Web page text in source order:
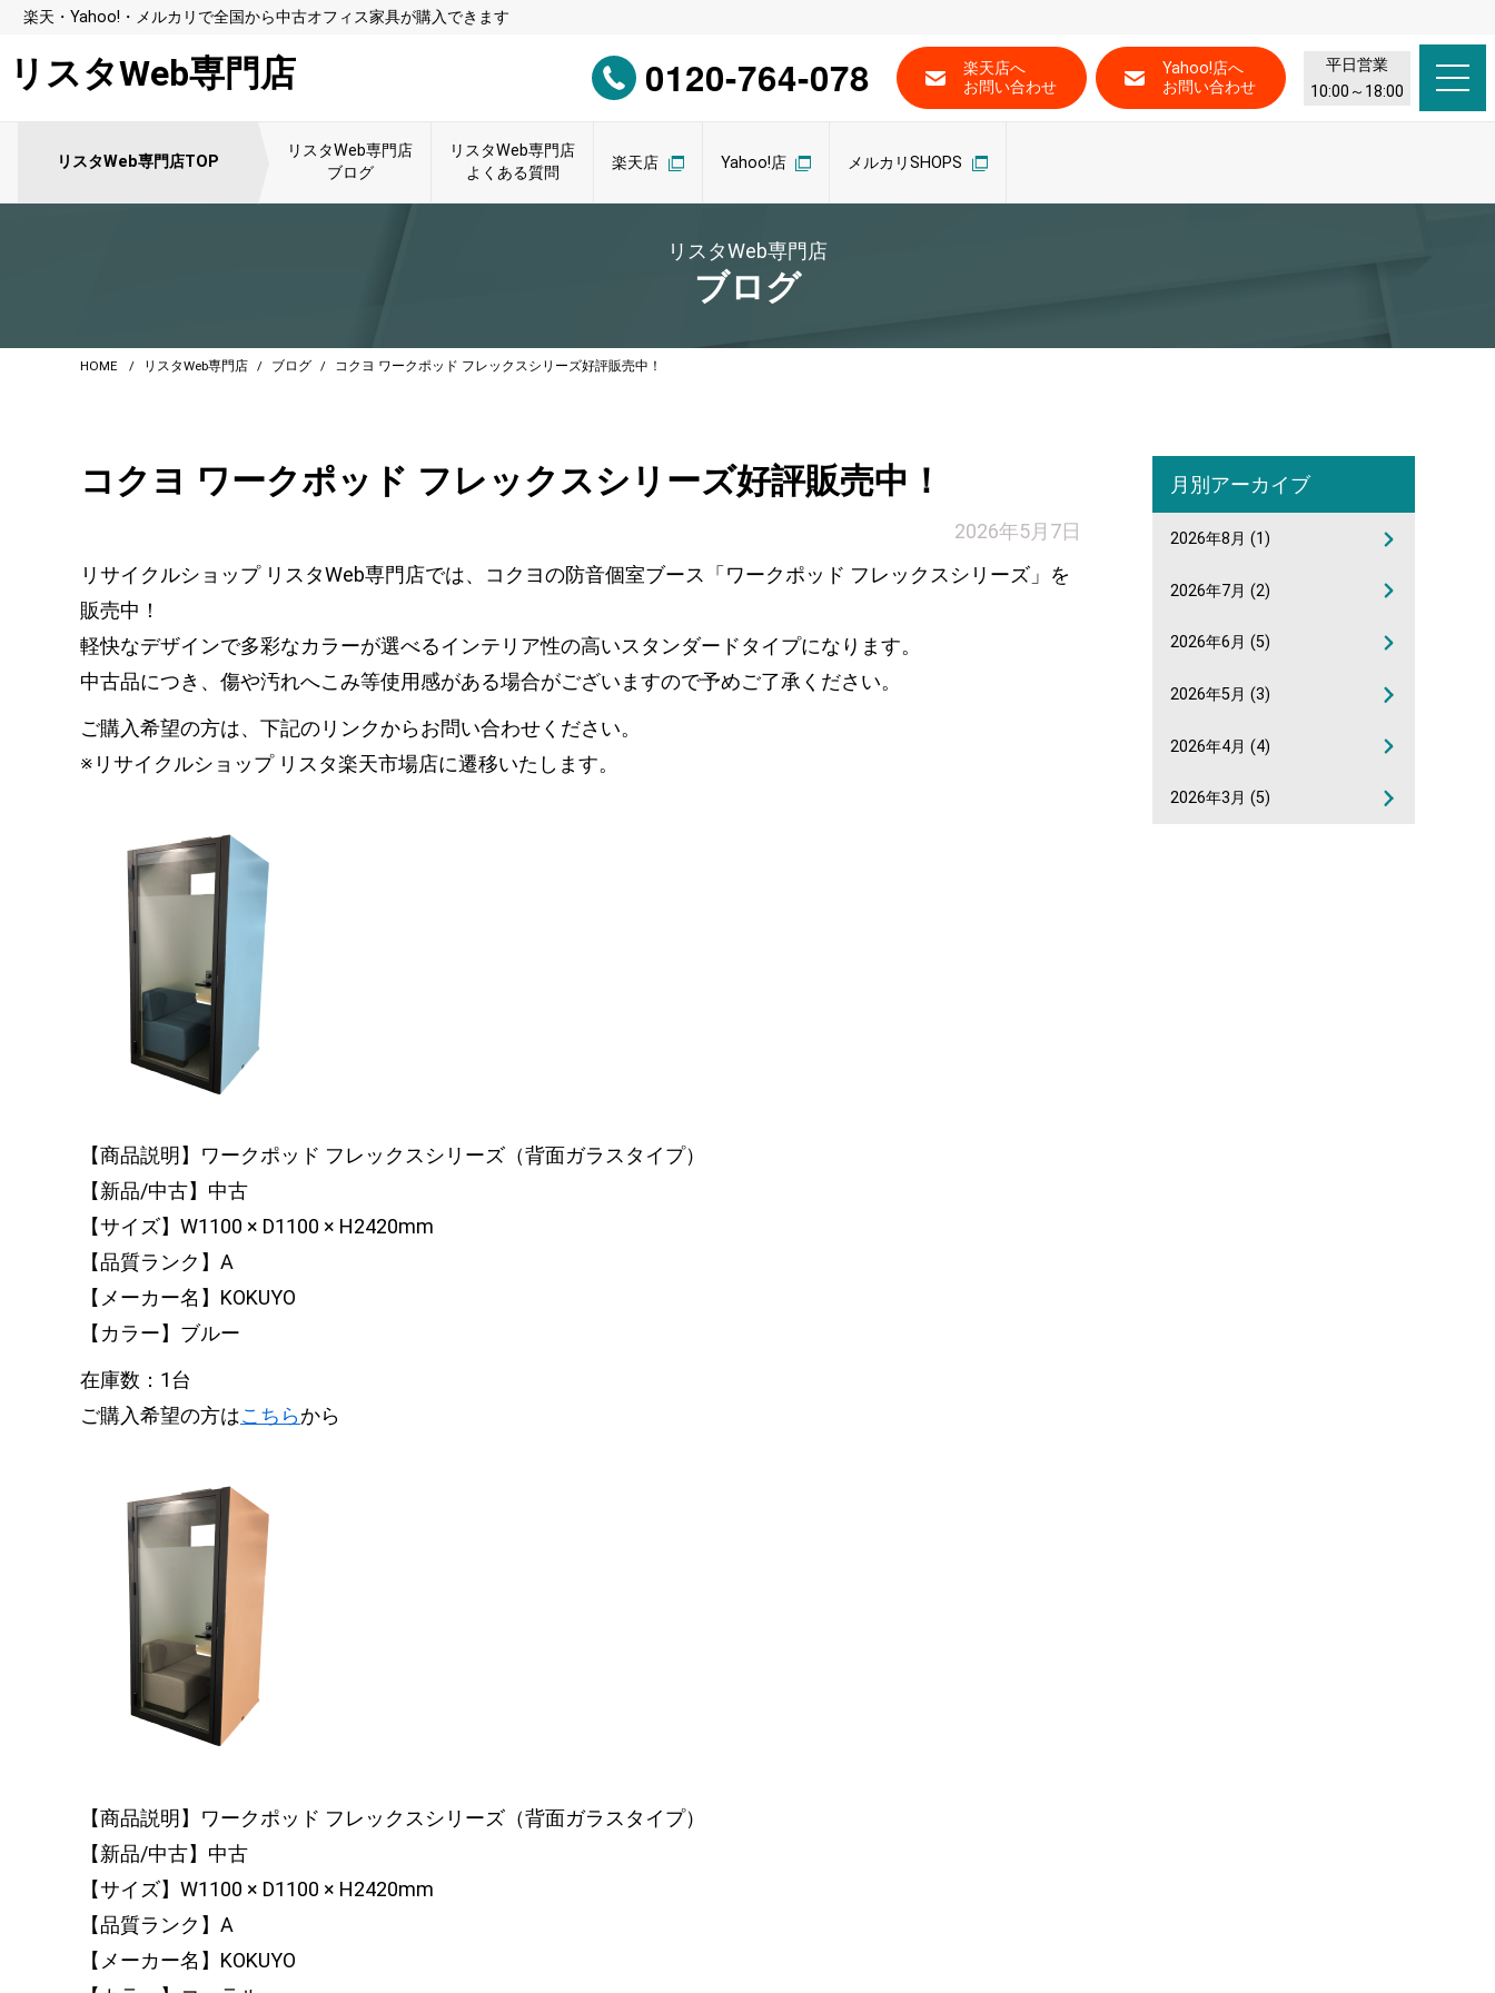
楽天・Yahoo!・メルカリで全国から中古オフィス家具が購入できます
リスタWeb専門店 0120-764-078
楽天店へ
お問い合わせ
Yahoo!店へ
お問い合わせ
平日営業
10:00～18:00
リスタWeb専門店TOP
リスタWeb専門店
ブログ
リスタWeb専門店
よくある質問
楽天店 Yahoo!店 メルカリSHOPS
リスタWeb専門店
ブログ
HOME リスタWeb専門店 ブログ コクヨ ワークポッド フレックスシリーズ好評販売中！
コクヨ ワークポッド フレックスシリーズ好評販売中！
2026年5月7日
リサイクルショップ リスタWeb専門店では、コクヨの防音個室ブース「ワークポッド フレックスシリーズ」を
販売中！
軽快なデザインで多彩なカラーが選べるインテリア性の高いスタンダードタイプになります。
中古品につき、傷や汚れへこみ等使用感がある場合がございますので予めご了承ください。
ご購入希望の方は、下記のリンクからお問い合わせください。
※リサイクルショップ リスタ楽天市場店に遷移いたします。
【商品説明】ワークポッド フレックスシリーズ（背面ガラスタイプ）
【新品/中古】中古
【サイズ】W1100 × D1100 × H2420mm
【品質ランク】A
【メーカー名】KOKUYO
【カラー】ブルー
在庫数：1台
ご購入希望の方はこちらから
【商品説明】ワークポッド フレックスシリーズ（背面ガラスタイプ）
【新品/中古】中古
【サイズ】W1100 × D1100 × H2420mm
【品質ランク】A
【メーカー名】KOKUYO
月別アーカイブ
2026年8月 (1)
2026年7月 (2)
2026年6月 (5)
2026年5月 (3)
2026年4月 (4)
2026年3月 (5)